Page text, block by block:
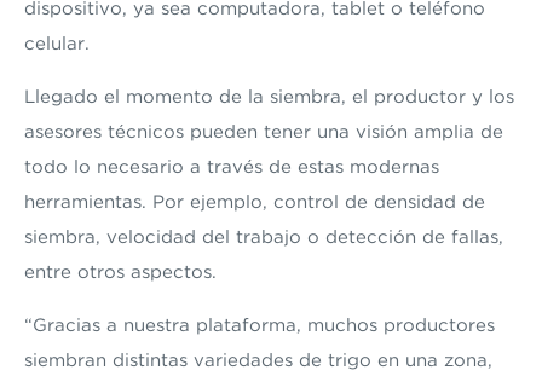
dispositivo, ya sea computadora, tablet o teléfono
celular.
Llegado el momento de la siembra, el productor y los
asesores técnicos pueden tener una visión amplia de
todo lo necesario a través de estas modernas
herramientas. Por ejemplo, control de densidad de
siembra, velocidad del trabajo o detección de fallas,
entre otros aspectos.
“Gracias a nuestra plataforma, muchos productores
siembran distintas variedades de trigo en una zona,